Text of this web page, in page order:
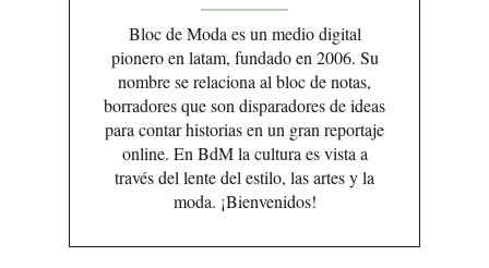
Bloc de Moda es un medio digital
pionero en latam, fundado en 2006. Su
nombre se relaciona al bloc de notas,
borradores que son disparadores de ideas
para contar historias en un gran reportaje
online. En BdM la cultura es vista a
través del lente del estilo, las artes y la
moda. ¡Bienvenidos!